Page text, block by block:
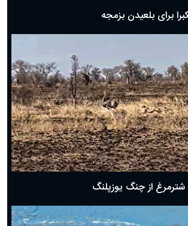
برای بلعیدن بزمجه
شترمرغ از چنگ یوزپلنگ